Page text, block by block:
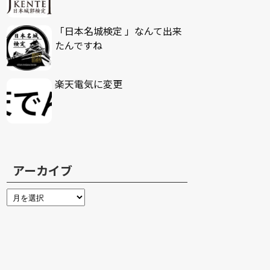
「日本名城検定 」なんて出来
たんですね
楽天電気に変更
アーカイブ